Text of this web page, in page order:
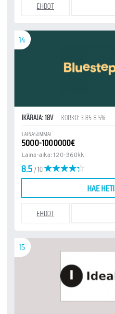
EHDOT
14
IKÄRAJA: 18V KORKO: 3.85-8.5%
LAINASUMMAT
5000-1000000€
Laina-aika: 120-360kk
8.5/ 10
HAE HETI
EHDOT
15